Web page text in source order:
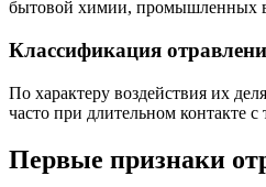
бытовой химии, промышленных
Классификация
По характеру воздействия их
часто при длительном контакте
Первые признаки